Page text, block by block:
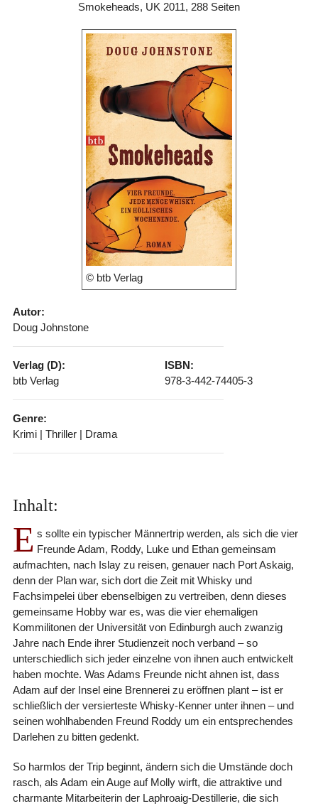
Smokeheads, UK 2011, 288 Seiten
© btb Verlag
Autor:
Doug Johnstone
Verlag (D):
btb Verlag
ISBN:
978-3-442-74405-3
Genre:
Krimi | Thriller | Drama
Inhalt:
E s sollte ein typischer Männertrip werden, als sich die vier
Freunde Adam, Roddy, Luke und Ethan gemeinsam
aufmachten, nach Islay zu reisen, genauer nach Port Askaig,
denn der Plan war, sich dort die Zeit mit Whisky und
Fachsimpelei über ebenselbigen zu vertreiben, denn dieses
gemeinsame Hobby war es, was die vier ehemaligen
Kommilitonen der Universität von Edinburgh auch zwanzig
Jahre nach Ende ihrer Studienzeit noch verband – so
unterschiedlich sich jeder einzelne von ihnen auch entwickelt
haben mochte. Was Adams Freunde nicht ahnen ist, dass
Adam auf der Insel eine Brennerei zu eröffnen plant – ist er
schließlich der versierteste Whisky-Kenner unter ihnen – und
seinen wohlhabenden Freund Roddy um ein entsprechendes
Darlehen zu bitten gedenkt.
So harmlos der Trip beginnt, ändern sich die Umstände doch
rasch, als Adam ein Auge auf Molly wirft, die attraktive und
charmante Mitarbeiterin der Laphroaig-Destillerie, die sich